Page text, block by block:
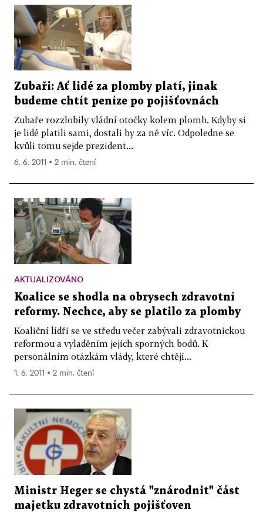
Zubaři: Ať lidé za plomby platí, jinak
budeme chtít peníze po pojišťovnách
Zubaře rozzlobily vládní otočky kolem plomb. Kdyby si
je lidé platili sami, dostali by za ně víc. Odpoledne se
kvůli tomu sejde prezident...
6. 6. 2011 ▪ 2 min. čtení
AKTUALIZOVÁNO
Koalice se shodla na obrysech zdravotní
reformy. Nechce, aby se platilo za plomby
Koaliční lídři se ve středu večer zabývali zdravotnickou
reformou a vyladěním jejích sporných bodů. K
personálním otázkám vlády, které chtějí...
1. 6. 2011 ▪ 2 min. čtení
Ministr Heger se chystá "znárodnit" část
majetku zdravotních pojišťoven